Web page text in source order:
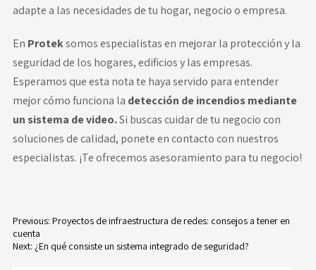
adapte a las necesidades de tu hogar, negocio o empresa.
En Proteksomos especialistas en mejorar la protección y la
seguridad de los hogares, edificios y las empresas.
Esperamos que esta nota te haya servido para entender
mejor cómo funciona la detección de incendios mediante
un sistema de video.Si buscas cuidar de tu negocio con
soluciones de calidad, ponete en contacto con nuestros
especialistas. ¡Te ofrecemos asesoramiento para tu negocio!
Navegación
Previous: Proyectos de infraestructura de redes: consejos a tener en
cuenta
Next: ¿En qué consiste un sistema integrado de seguridad?